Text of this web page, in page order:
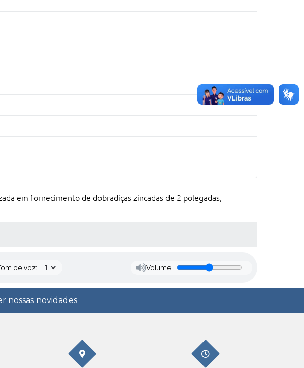
em fornecimento de dobradiças zincadas de 2 polegadas,
de voz: Volume
nossas novidades